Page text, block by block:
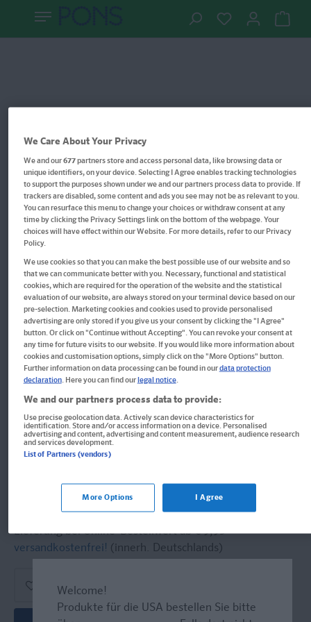
Im Buch blättern
Klett Die Deutsch-Helden:
Rechtschreibung 4. Klasse
Deutsch in der Grundschule
Buch
Format: 17,1 x 24,1 cm, 80 Seiten
ISBN: 978-3-12-949865-1
Informationen für Lehrer:innen und Referendar:innen
Sofort lieferbar
Lieferung bei Online-Bestellwert ab € 9,95
versandkostenfrei! (innerh. Deutschlands)
Welcome!
Produkte für die USA bestellen Sie bitte
We Care About Your Privacy
We and our677partners store and access personal data, like browsing data or
unique identifiers, on your device. Selecting I Agree enables tracking technologies
to support the purposes shown under we and our partners process data to provide. If
trackers are disabled, some content and ads you see may not be as relevant to you.
You can resurface this menu to change your choices or withdraw consent at any
time by clicking the Privacy Settings link on the bottom of the webpage. Your
choices will have effect within our Website. For more details, refer to our Privacy
Policy.
We use cookies so that you can make the best possible use of our website and so
that we can communicate better with you. Necessary, functional and statistical
cookies, which are required for the operation of the website and the statistical
evaluation of our website, are always stored on your terminal device based on our
pre-selection. Marketing cookies and cookies used to provide personalised
advertising are only stored if you give us your consent by clicking the "I Agree"
button. Or click on "Continue without Accepting". You can revoke your consent at
any time for future visits to our website. If you would like more information about
cookies and customisation options, simply click on the "More Options" button.
Further information on data processing can be found in ourdata protection
declaration. Here you can find ourlegal notice.
We and our partners process data to provide:
Use precise geolocation data. Actively scan device characteristics for
identification. Store and/or access information on a device. Personalised
advertising and content, advertising and content measurement, audience research
and services development.
List of Partners (vendors)
More Options I Agree